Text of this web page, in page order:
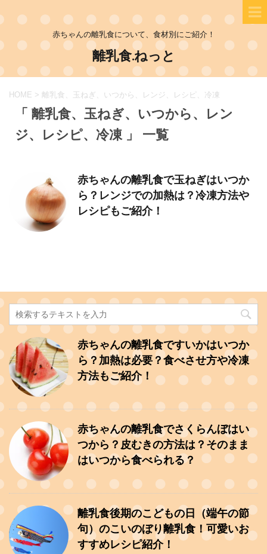
赤ちゃんの離乳食について、食材別にご紹介！
離乳食.ねっと
HOME > 離乳食、玉ねぎ、いつから、レンジ、レシピ、冷凍
「 離乳食、玉ねぎ、いつから、レン
ジ、レシピ、冷凍 」 一覧
赤ちゃんの離乳食で玉ねぎはいつか
ら？レンジでの加熱は？冷凍方法や
レシピもご紹介！
赤ちゃんの離乳食ですいかはいつか
ら？加熱は必要？食べさせ方や冷凍
方法もご紹介！
赤ちゃんの離乳食でさくらんぼはい
つから？皮むきの方法は？そのまま
はいつから食べられる？
離乳食後期のこどもの日（端午の節
句）のこいのぼり離乳食！可愛いお
すすめレシピ紹介！